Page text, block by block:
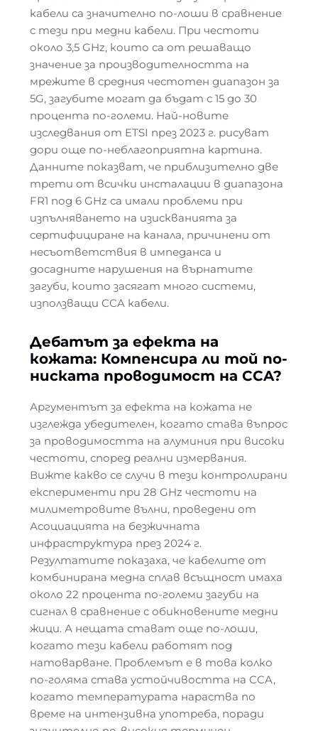
кабели са значително по-лоши в сравнение
с тези при медни кабели. При честоти
около 3,5 GHz, които са от решаващо
значение за производителността на
мрежите в средния честотен диапазон за
5G, загубите могат да бъдат с 15 до 30
процента по-големи. Най-новите
изследвания от ETSI през 2023 г. рисуват
дори още по-неблагоприятна картина.
Данните показват, че приблизително две
трети от всички инсталации в диапазона
FR1 под 6 GHz са имали проблеми при
изпълняването на изискванията за
сертифициране на канала, причинени от
несъответствия в импеданса и
досадните нарушения на върнатите
загуби, които засягат много системи,
използващи CCA кабели.
Дебатът за ефекта на
кожата: Компенсира ли той по-
ниската проводимост на CCA?
Аргументът за ефекта на кожата не
изглежда убедителен, когато става въпрос
за проводимостта на алуминия при високи
честоти, според реални измервания.
Вижте какво се случи в тези контролирани
експерименти при 28 GHz честоти на
милиметровите вълни, проведени от
Асоциацията на безжичната
инфраструктура през 2024 г.
Резултатите показаха, че кабелите от
комбинирана медна сплав всъщност имаха
около 22 процента по-големи загуби на
сигнал в сравнение с обикновените медни
жици. А нещата стават още по-лоши,
когато тези кабели работят под
натоварване. Проблемът е в това колко
по-голяма става устойчивостта на CCA,
когато температурата нараства по
време на интензивна употреба, поради